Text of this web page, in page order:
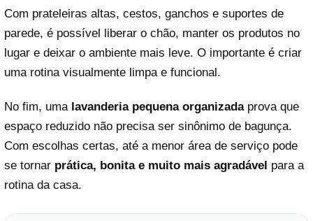
Com prateleiras altas, cestos, ganchos e suportes de
parede, é possível liberar o chão, manter os produtos no
lugar e deixar o ambiente mais leve. O importante é criar
uma rotina visualmente limpa e funcional.
No fim, uma lavanderia pequena organizadaprova que
espaço reduzido não precisa ser sinônimo de bagunça.
Com escolhas certas, até a menor área de serviço pode
se tornar prática, bonita e muito mais agradável para a
rotina da casa.